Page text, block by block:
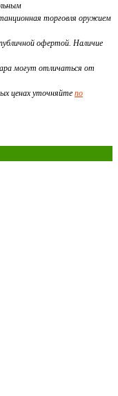
торговля оружием
офертой. Наличие
могут отличаться от
ценах уточняйте по